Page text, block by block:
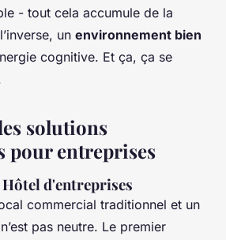
- tout cela accumule de la
un environnement bien
cognitive. Et ça, ça se
solutions
pour entreprises
d'entreprises
commercial traditionnel et un
pas neutre. Le premier